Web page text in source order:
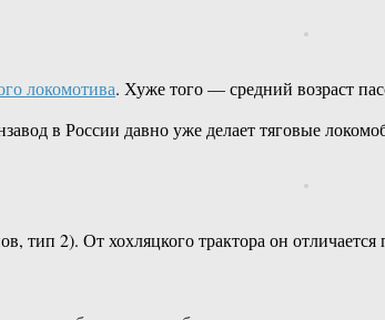
локомотива. Хуже того — средний возраст
в России давно уже делает тяговые
2). От хохляцкого трактора он отличается